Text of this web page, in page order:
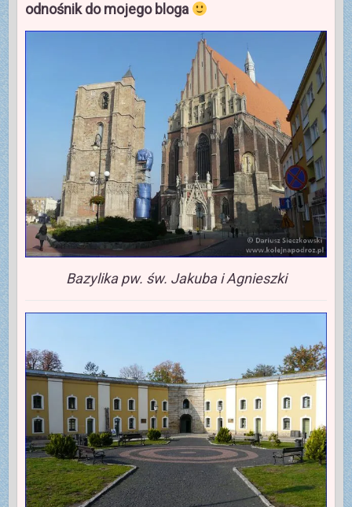
odnośnik do mojego bloga
Bazylika pw. św. Jakuba i Agnieszki